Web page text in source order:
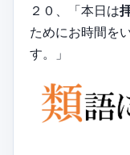
２０、「本日は
ためにお時間を
す。」